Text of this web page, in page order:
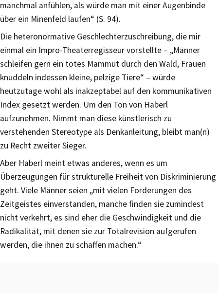
manchmal anfühlen, als würde man mit einer Augenbinde
über ein Minenfeld laufen“ (S. 94).
Die heteronormative Geschlechterzuschreibung, die mir
einmal ein Impro-Theaterregisseur vorstellte – „Männer
schleifen gern ein totes Mammut durch den Wald, Frauen
knuddeln indessen kleine, pelzige Tiere“ – würde
heutzutage wohl als inakzeptabel auf den kommunikativen
Index gesetzt werden. Um den Ton von Haberl
aufzunehmen. Nimmt man diese künstlerisch zu
verstehenden Stereotype als Denkanleitung, bleibt man(n)
zu Recht zweiter Sieger.
Aber Haberl meint etwas anderes, wenn es um
Überzeugungen für strukturelle Freiheit von Diskriminierung
geht. Viele Männer seien „mit vielen Forderungen des
Zeitgeistes einverstanden, manche finden sie zumindest
nicht verkehrt, es sind eher die Geschwindigkeit und die
Radikalität, mit denen sie zur Totalrevision aufgerufen
werden, die ihnen zu schaffen machen.“